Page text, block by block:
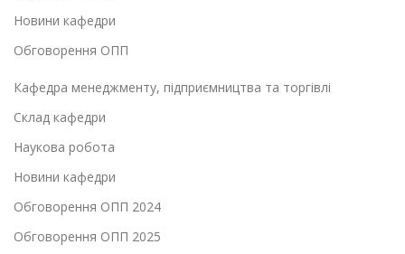
Новини кафедри
Обговорення ОПП
Кафедра менеджменту, підприємництва та торгівлі
Склад кафедри
Наукова робота
Новини кафедри
Обговорення ОПП 2024
Обговорення ОПП 2025